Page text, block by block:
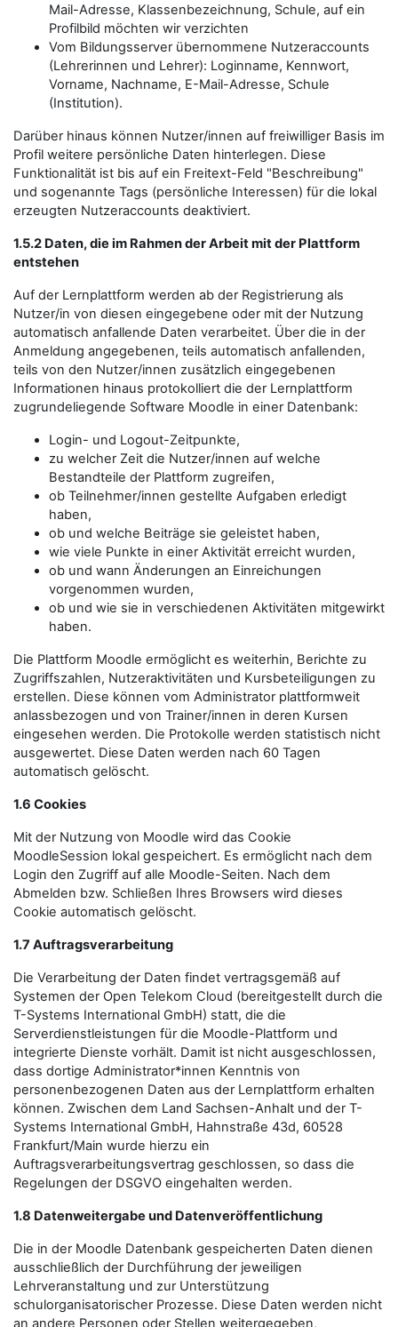
Mail-Adresse, Klassenbezeichnung, Schule, auf ein
Profilbild möchten wir verzichten
Vom Bildungsserver übernommene Nutzeraccounts
(Lehrerinnen und Lehrer): Loginname, Kennwort,
Vorname, Nachname, E-Mail-Adresse, Schule
(Institution).
Darüber hinaus können Nutzer/innen auf freiwilliger Basis im
Profil weitere persönliche Daten hinterlegen. Diese
Funktionalität ist bis auf ein Freitext-Feld "Beschreibung"
und sogenannte Tags (persönliche Interessen) für die lokal
erzeugten Nutzeraccounts deaktiviert.
1.5.2 Daten, die im Rahmen der Arbeit mit der Plattform
entstehen
Auf der Lernplattform werden ab der Registrierung als
Nutzer/in von diesen eingegebene oder mit der Nutzung
automatisch anfallende Daten verarbeitet. Über die in der
Anmeldung angegebenen, teils automatisch anfallenden,
teils von den Nutzer/innen zusätzlich eingegebenen
Informationen hinaus protokolliert die der Lernplattform
zugrundeliegende Software Moodle in einer Datenbank:
Login- und Logout-Zeitpunkte,
zu welcher Zeit die Nutzer/innen auf welche
Bestandteile der Plattform zugreifen,
ob Teilnehmer/innen gestellte Aufgaben erledigt
haben,
ob und welche Beiträge sie geleistet haben,
wie viele Punkte in einer Aktivität erreicht wurden,
ob und wann Änderungen an Einreichungen
vorgenommen wurden,
ob und wie sie in verschiedenen Aktivitäten mitgewirkt
haben.
Die Plattform Moodle ermöglicht es weiterhin, Berichte zu
Zugriffszahlen, Nutzeraktivitäten und Kursbeteiligungen zu
erstellen. Diese können vom Administrator plattformweit
anlassbezogen und von Trainer/innen in deren Kursen
eingesehen werden. Die Protokolle werden statistisch nicht
ausgewertet. Diese Daten werden nach 60 Tagen
automatisch gelöscht.
1.6 Cookies
Mit der Nutzung von Moodle wird das Cookie
MoodleSession lokal gespeichert. Es ermöglicht nach dem
Login den Zugriff auf alle Moodle-Seiten. Nach dem
Abmelden bzw. Schließen Ihres Browsers wird dieses
Cookie automatisch gelöscht.
1.7 Auftragsverarbeitung
Die Verarbeitung der Daten findet vertragsgemäß auf
Systemen der Open Telekom Cloud (bereitgestellt durch die
T-Systems International GmbH) statt, die die
Serverdienstleistungen für die Moodle-Plattform und
integrierte Dienste vorhält. Damit ist nicht ausgeschlossen,
dass dortige Administrator*innen Kenntnis von
personenbezogenen Daten aus der Lernplattform erhalten
können. Zwischen dem Land Sachsen-Anhalt und der T-
Systems International GmbH, Hahnstraße 43d, 60528
Frankfurt/Main wurde hierzu ein
Auftragsverarbeitungsvertrag geschlossen, so dass die
Regelungen der DSGVO eingehalten werden.
1.8 Datenweitergabe und Datenveröffentlichung
Die in der Moodle Datenbank gespeicherten Daten dienen
ausschließlich der Durchführung der jeweiligen
Lehrveranstaltung und zur Unterstützung
schulorganisatorischer Prozesse. Diese Daten werden nicht
an andere Personen oder Stellen weitergegeben,